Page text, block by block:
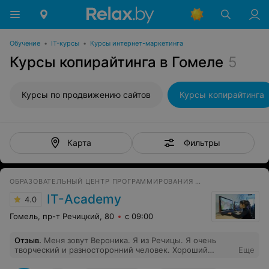
Обучение • IT-курсы • Курсы интернет-маркетинга
Курсы копирайтинга в Гомеле 5
Курсы по продвижению сайтов Курсы копирайтинга
Карта Фильтры
ОБРАЗОВАТЕЛЬНЫЙ ЦЕНТР ПРОГРАММИРОВАНИЯ И ВЫСОКИХ ТЕХНОЛОГИЙ
4.0 IT-Academy
Гомель, пр-т Речицкий, 80 с 09:00
Отзыв. Меня зовут Вероника. Я из Речицы. Я очень
творческий и разносторонний человек. Хороший
Еще